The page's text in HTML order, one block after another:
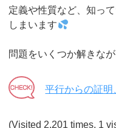
定義や性質など、知っ
しまいます
問題をいくつか解きな
平行からの証明
(Visited 2,201 times, 1